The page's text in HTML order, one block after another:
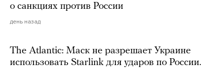
о санкциях против России
день назад
The Atlantic: Маск не разрешает Украине
использовать Starlink для ударов по России.